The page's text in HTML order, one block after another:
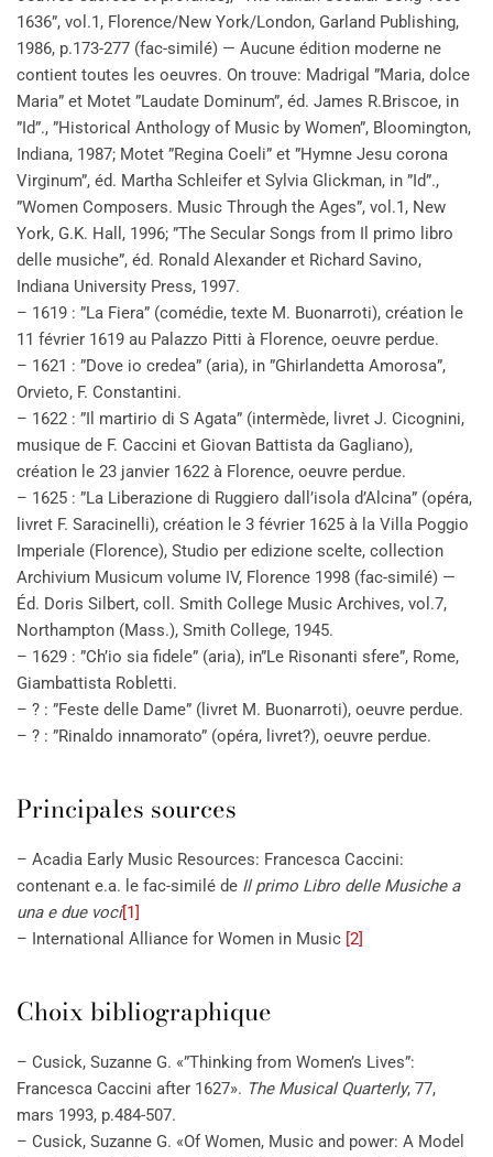
1636”, vol.1, Florence/New York/London, Garland Publishing,
1986, p.173-277 (fac-similé) — Aucune édition moderne ne
contient toutes les oeuvres. On trouve: Madrigal ”Maria, dolce
Maria” et Motet ”Laudate Dominum”, éd. James R.Briscoe, in
”Id”., ”Historical Anthology of Music by Women”, Bloomington,
Indiana, 1987; Motet ”Regina Coeli” et ”Hymne Jesu corona
Virginum”, éd. Martha Schleifer et Sylvia Glickman, in ”Id”.,
”Women Composers. Music Through the Ages”, vol.1, New
York, G.K. Hall, 1996; ”The Secular Songs from Il primo libro
delle musiche”, éd. Ronald Alexander et Richard Savino,
Indiana University Press, 1997.
– 1619 : ”La Fiera” (comédie, texte M. Buonarroti), création le
11 février 1619 au Palazzo Pitti à Florence, oeuvre perdue.
– 1621 : ”Dove io credea” (aria), in ”Ghirlandetta Amorosa”,
Orvieto, F. Constantini.
– 1622 : ”Il martirio di S Agata” (intermède, livret J. Cicognini,
musique de F. Caccini et Giovan Battista da Gagliano),
création le 23 janvier 1622 à Florence, oeuvre perdue.
– 1625 : ”La Liberazione di Ruggiero dall’isola d’Alcina” (opéra,
livret F. Saracinelli), création le 3 février 1625 à la Villa Poggio
Imperiale (Florence), Studio per edizione scelte, collection
Archivium Musicum volume IV, Florence 1998 (fac-similé) —
Éd. Doris Silbert, coll. Smith College Music Archives, vol.7,
Northampton (Mass.), Smith College, 1945.
– 1629 : ”Ch’io sia fidele” (aria), in”Le Risonanti sfere”, Rome,
Giambattista Robletti.
– ? : ”Feste delle Dame” (livret M. Buonarroti), oeuvre perdue.
– ? : ”Rinaldo innamorato” (opéra, livret?), oeuvre perdue.
Principales sources
– Acadia Early Music Resources: Francesca Caccini:
contenant e.a. le fac-similé de Il primo Libro delle Musiche a
una e due voci[1]
– International Alliance for Women in Music [2]
Choix bibliographique
– Cusick, Suzanne G. «”Thinking from Women’s Lives”:
Francesca Caccini after 1627». The Musical Quarterly, 77,
mars 1993, p.484-507.
– Cusick, Suzanne G. «Of Women, Music and power: A Model